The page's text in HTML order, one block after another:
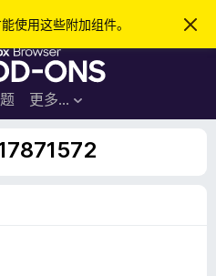
使用这些附加组件。
忽
此
F
r
e
f
o
更多…
登录